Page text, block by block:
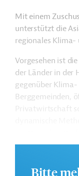
Mit einem
unterstützt die
regionales
Vorgesehen ist
der Länder in der
gegenüber
Berggemeinden,
Privatwirtschaft
Zusammenarbeit
Bitte